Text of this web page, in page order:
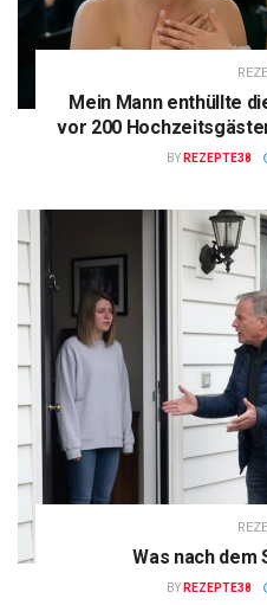
Mein Mann enthüllte
vor 200
BY REZEPTE38
Was nach dem
BY REZEPTE38